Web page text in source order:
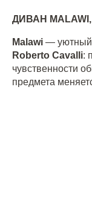
ДИВАН
Malawi — уютный,
Roberto Cavalli:
чувственности
предмета